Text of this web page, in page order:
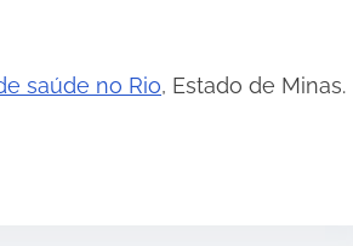
saúde no Rio, Estado de Minas.